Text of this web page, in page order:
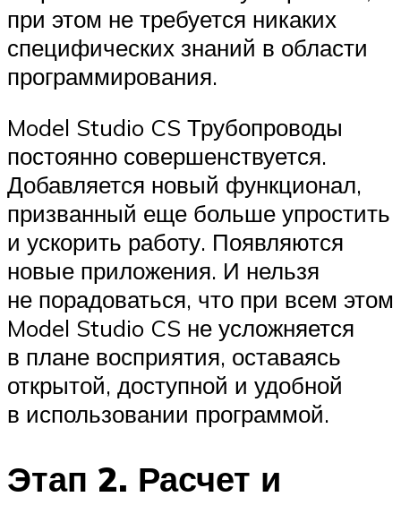
при этом не требуется никаких
специфических знаний в области
программирования.
Model Studio CS Трубопроводы
постоянно совершенствуется.
Добавляется новый функционал,
призванный еще больше упростить
и ускорить работу. Появляются
новые приложения. И нельзя
не порадоваться, что при всем этом
Model Studio CS не усложняется
в плане восприятия, оставаясь
открытой, доступной и удобной
в использовании программой.
Этап 2. Расчет и